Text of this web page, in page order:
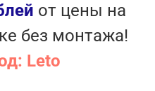
от цены на
без монтажа!
Leto